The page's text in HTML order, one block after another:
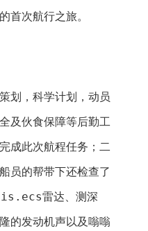
首次航行之旅。
划，科学计划，动员
及伙食保障等后勤工
成此次航程任务；二
员的帮带下还检查了
雷达、测深
的发动机声以及嗡嗡